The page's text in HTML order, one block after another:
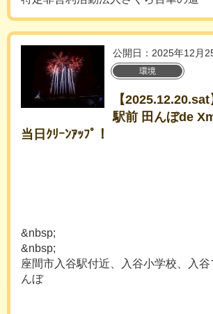
公開日：2025年12月
環境
【
駅前 田んぼde
当日ｸﾘｰﾝｱｯﾌﾟ！
&nbsp;
&nbsp;
座間市入谷駅付近、入谷小学校、入谷
んぼ